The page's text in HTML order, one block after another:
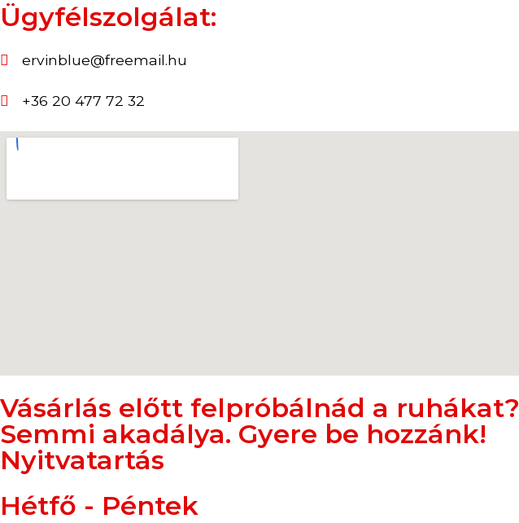
Ügyfélszolgálat:
ervinblue@freemail.hu
+36 20 477 72 32
Vásárlás előtt felpróbálnád a ruhákat?
Semmi akadálya. Gyere be hozzánk!
Nyitvatartás
Hétfő - Péntek